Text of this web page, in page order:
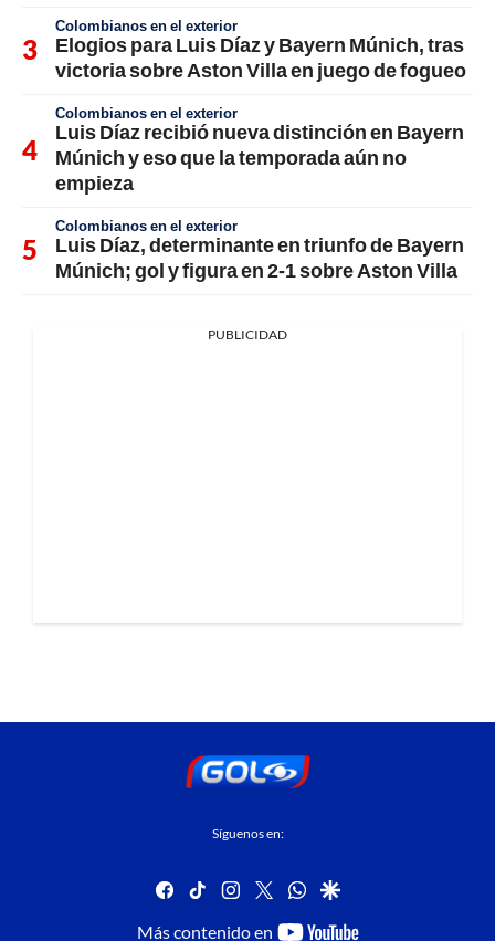
Colombianos en el exterior
Elogios para Luis Díaz y Bayern Múnich, tras
victoria sobre Aston Villa en juego de fogueo
Colombianos en el exterior
Luis Díaz recibió nueva distinción en Bayern
Múnich y eso que la temporada aún no
empieza
Colombianos en el exterior
Luis Díaz, determinante en triunfo de Bayern
Múnich; gol y figura en 2-1 sobre Aston Villa
PUBLICIDAD
Síguenos en:
facebook
tiktok instagram
twitterwhatsapp
google
Más contenido en
youtube-